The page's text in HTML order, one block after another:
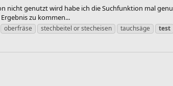
nicht genutzt wird habe ich die Suchfunktion mal
zu kommen...
oberfräse stechbeitel or stecheisen tauchsäge test